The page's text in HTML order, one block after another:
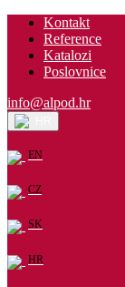
Kontakt
Reference
Katalozi
Poslovnice
info@alpod.hr
EN
CZ
SK
HR